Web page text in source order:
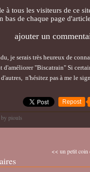
à tous les visiteurs de ce
bas de chaque page
ajouter un
je serais très heureux de
d'améliorer "Biscatrain" Si
n'hésitez pas à me le
Repost
piouls
<< un petit coin